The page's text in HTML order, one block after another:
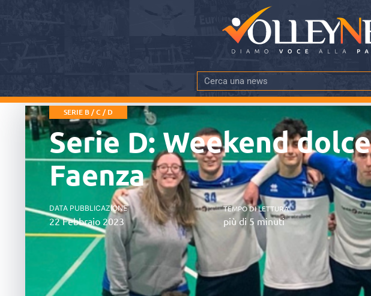
SERIE B / C / D
Serie D: Weekend
Faenza
DATA PUBBLICAZIONE
22 Febbraio 2023
TEMPO DI LETTURA
più di 5 minuti